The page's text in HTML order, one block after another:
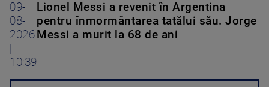
09-
08-
2026
10:39
Lionel Messi a revenit în Argentina
pentru înmormântarea tatălui său. Jorge
Messi a murit la 68 de ani